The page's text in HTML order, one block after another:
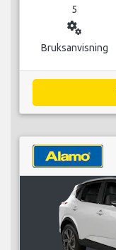
5
miscellaneous_services
Bruksanvisning